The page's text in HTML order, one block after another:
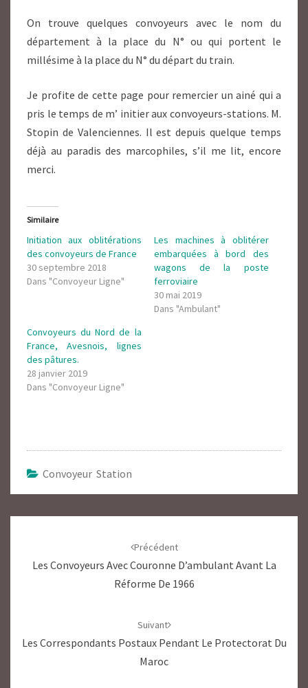
On trouve quelques convoyeurs avec le nom du
département à la place du N° ou qui portent le
millésime à la place du N° du départ du train.
Je profite de cette page pour remercier un ainé qui a
pris le temps de m’ initier aux convoyeurs-stations. M.
Stopin de Valenciennes. Il est depuis quelque temps
déjà au paradis des marcophiles, s’il me lit, encore
merci.
Similaire
Initiation aux oblitérations
des convoyeurs de France
30 septembre 2018
Dans "Convoyeur Ligne"
Les machines à oblitérer
embarquées à bord des
wagons de la poste
ferroviaire
30 mai 2019
Dans "Ambulant"
Convoyeurs du Nord de la
France, Avesnois, lignes
des pâtures.
28 janvier 2019
Dans "Convoyeur Ligne"
Convoyeur Station
Précédent
Les Convoyeurs Avec Couronne D’ambulant Avant La
Réforme De 1966
Suivant
Les Correspondants Postaux Pendant Le Protectorat Du
Maroc